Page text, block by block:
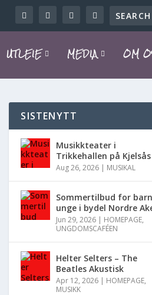
UTLEIE MEDIA OM
SISTENYTT
Musikkteater i
Trikkehallen på Kjelsås
Aug 26, 2026 | MUSIKAL
Sommertilbud for
unge i bydel Nordre
Jun 29, 2026 | HOMEPAGE,
UNGDOMSCAFÉEN
Helter Selters – The
Beatles Akustisk
Apr 12, 2026 | HOMEPAGE,
MUSIKK